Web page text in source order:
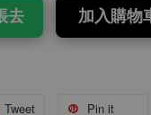
去 加入購物
Tweet Pin it